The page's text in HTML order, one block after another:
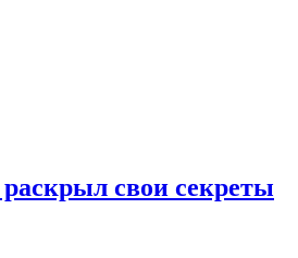
свои секреты